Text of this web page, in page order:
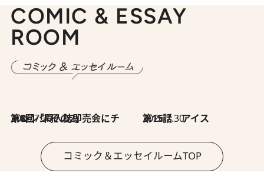
COMIC & ESSAY
ROOM
2026.7.30
第8回「同人誌即売会にチャレンジ その2」 2026.7.30
第15話 アイス
コミック＆エッセイルームTOP